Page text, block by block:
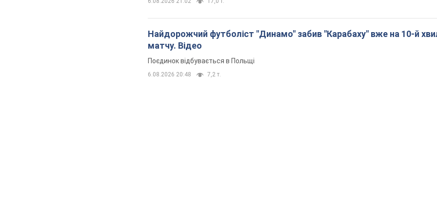
Найдорожчий футболіст "Динамо" забив "Карабаху" вже на 10-й
матчу. Відео
Поєдинок відбувається в Польщі
6.08.2026 20:48 7,2 т.